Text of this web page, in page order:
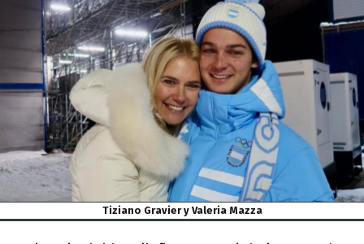
Tiziano Gravier y Valeria Mazza